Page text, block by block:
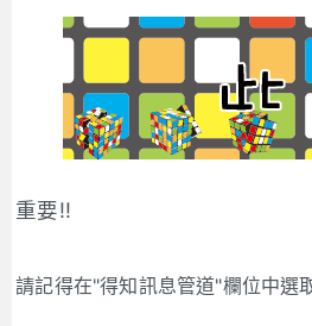
重要!!
請記得在"得知訊息管道"欄位中選